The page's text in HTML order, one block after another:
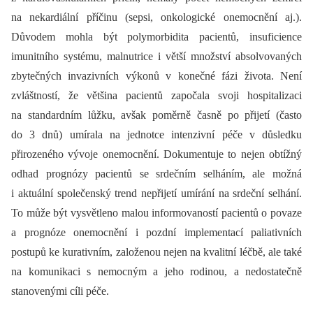
na nekardiální příčinu (sepsi, onkologické onemocnění aj.).
Důvodem mohla být polymorbidita pacientů, insuficience
imunitního systému, malnutrice i větší množství absolvovaných
zbytečných invazivních výkonů v konečné fázi života. Není
zvláštností, že většina pacientů započala svoji hospitalizaci
na standardním lůžku, avšak poměrně časně po přijetí (často
do 3 dnů) umírala na jednotce intenzivní péče v důsledku
přirozeného vývoje onemocnění. Dokumentuje to nejen obtížný
odhad prognózy pacientů se srdečním selháním, ale možná
i aktuální společenský trend nepřijetí umírání na srdeční selhání.
To může být vysvětleno malou informovaností pacientů o povaze
a prognóze onemocnění i pozdní implementací paliativních
postupů ke kurativním, založenou nejen na kvalitní léčbě, ale také
na komunikaci s nemocným a jeho rodinou, a nedostatečně
stanovenými cíli péče.